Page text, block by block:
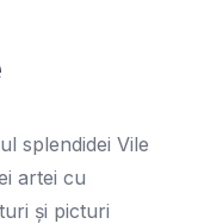
splendidei Vile
artei cu
și picturi